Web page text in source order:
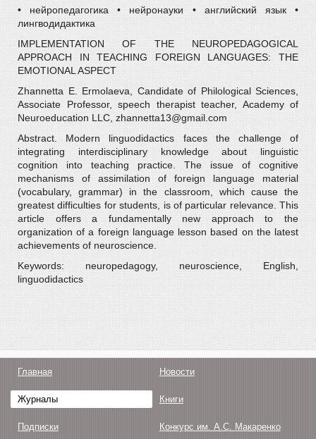
• нейропедагогика • нейронауки • английский язык •
лингводидактика
IMPLEMENTATION OF THE NEUROPEDAGOGICAL
APPROACH IN TEACHING FOREIGN LANGUAGES: THE
EMOTIONAL ASPECT
Zhannetta E. Ermolaeva, Candidate of Philological Sciences,
Associate Professor, speech therapist teacher, Academy of
Neuroeducation LLC, zhannetta13@gmail.com
Abstract. Modern linguodidactics faces the challenge of
integrating interdisciplinary knowledge about linguistic
cognition into teaching practice. The issue of cognitive
mechanisms of assimilation of foreign language material
(vocabulary, grammar) in the classroom, which cause the
greatest difficulties for students, is of particular relevance. This
article offers a fundamentally new approach to the
organization of a foreign language lesson based on the latest
achievements of neuroscience.
Keywords: neuropedagogy, neuroscience, English,
linguodidactics
Главная Новости
Журналы Книги
Подписки Конкурс им. А.С. Макаренко